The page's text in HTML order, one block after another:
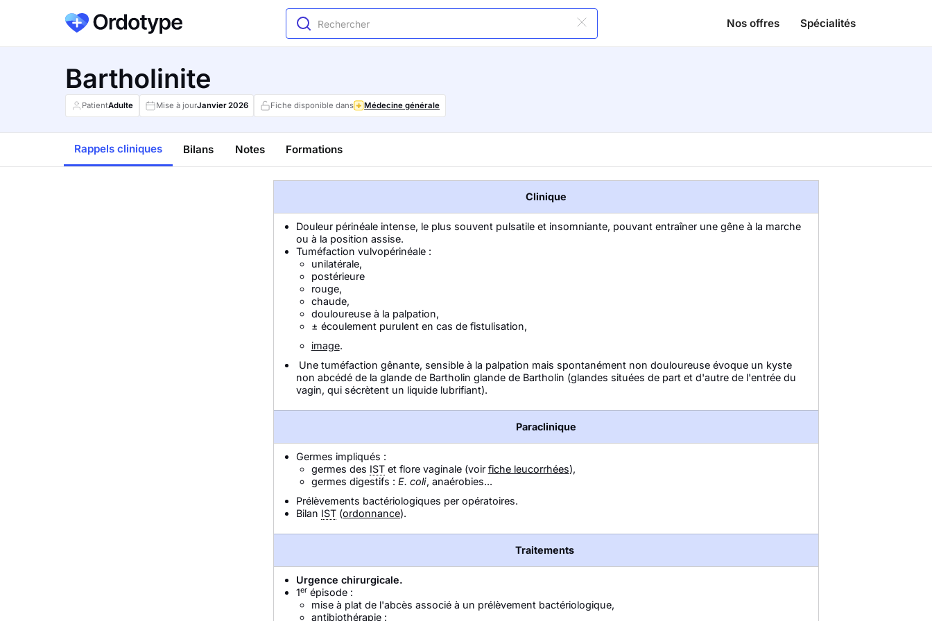
Nos offres Spécialités
Bartholinite
PatientAdulte Mise à jourJanvier2026 Fiche disponible dans Médecine générale
Rappels cliniques Bilans Notes Formations
Clinique
Douleur périnéale intense, le plus souvent pulsatile et insomniante, pouvant entraîner une gêne à la marche
ou à la position assise.
Tuméfaction vulvopérinéale :
unilatérale,
postérieure
rouge,
chaude,
douloureuse à la palpation,
± écoulement purulent en cas de fistulisation,
image.
Une tuméfaction gênante, sensible à la palpation mais spontanément non douloureuse évoque un kyste
non abcédé de la glande de Bartholin glande de Bartholin (glandes situées de part et d'autre de l'entrée du
vagin, qui sécrètent un liquide lubrifiant).
Paraclinique
Germes impliqués :
germes des ISTet flore vaginale (voir fiche leucorrhées),
germes digestifs : E. coli, anaérobies...
Prélèvements bactériologiques per opératoires.
Bilan IST (ordonnance).
Traitements
Urgence chirurgicale.
1er épisode :
mise à plat de l'abcès associé à un prélèvement bactériologique,
antibiothérapie :